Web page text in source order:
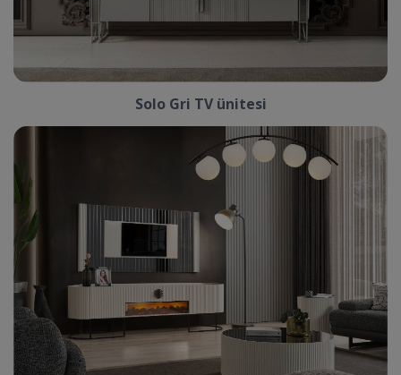
Solo Gri TV ünitesi